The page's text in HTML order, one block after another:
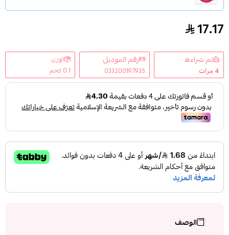
مزيل عرق إسينشالز برائحة اللافندر وإكليل الجبل
17.17
تم شراءه
4 مرات
رقم الموديل
033200197935
الوزن
0.1 كجم
الوصف